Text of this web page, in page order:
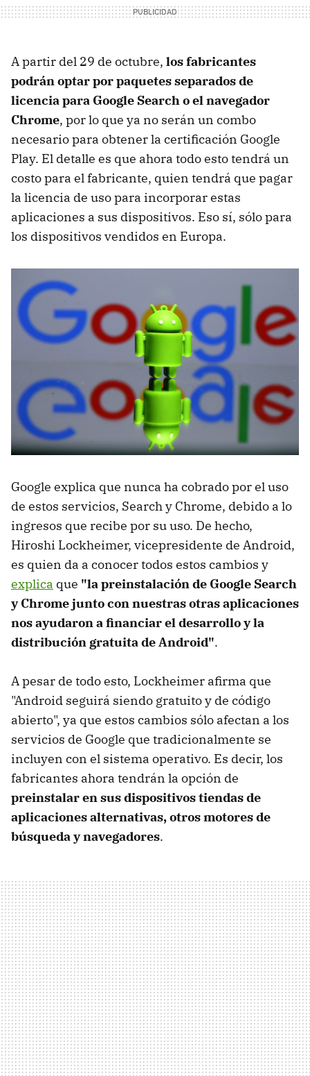
A partir del 29 de octubre, los fabricantes
podrán optar por paquetes separados de
licencia para Google Search o el navegador
Chrome, por lo que ya no serán un combo
necesario para obtener la certificación Google
Play. El detalle es que ahora todo esto tendrá un
costo para el fabricante, quien tendrá que pagar
la licencia de uso para incorporar estas
aplicaciones a sus dispositivos. Eso sí, sólo para
los dispositivos vendidos en Europa.
Google explica que nunca ha cobrado por el uso
de estos servicios, Search y Chrome, debido a lo
ingresos que recibe por su uso. De hecho,
Hiroshi Lockheimer, vicepresidente de Android,
es quien da a conocer todos estos cambios y
explica que "la preinstalación de Google Search
y Chrome junto con nuestras otras aplicaciones
nos ayudaron a financiar el desarrollo y la
distribución gratuita de Android".
A pesar de todo esto, Lockheimer afirma que
"Android seguirá siendo gratuito y de código
abierto", ya que estos cambios sólo afectan a los
servicios de Google que tradicionalmente se
incluyen con el sistema operativo. Es decir, los
fabricantes ahora tendrán la opción de
preinstalar en sus dispositivos tiendas de
aplicaciones alternativas, otros motores de
búsqueda y navegadores.